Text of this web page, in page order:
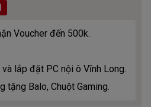
Voucher đến 500k.
lắp đặt PC nội ô Vĩnh Long.
tặng Balo, Chuột Gaming.